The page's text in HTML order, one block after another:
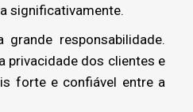
significativamente.
responsabilidade.
privacidade dos clientes e
forte e confiável entre a